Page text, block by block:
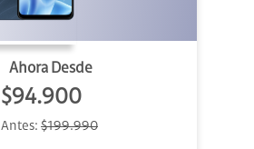
Ahora Desde
$94.900
Antes: $199.990